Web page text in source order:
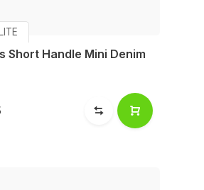
Short Handle Mini Denim